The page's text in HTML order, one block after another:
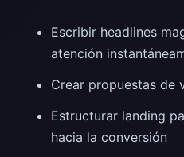
Escribir headlines
atención
Crear propuestas de
Estructurar landing
hacia la conversión